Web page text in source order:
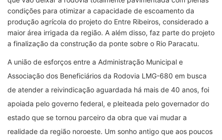
condições para otimizar a capacidade de escoamento da
produção agrícola do projeto do Entre Ribeiros, considerado a
maior área irrigada da região. A além disso, faz parte do projeto
a finalização da construção da ponte sobre o Rio Paracatu.
A união de esforços entre a Administração Municipal e
Associação dos Beneficiários da Rodovia LMG-680 em busca
de atender a reivindicação aguardada há mais de 40 anos, foi
apoiada pelo governo federal, e pleiteada pelo governador do
estado que se tornou parceiro da obra que vai mudar a
realidade da região noroeste. Um sonho antigo que aos poucos